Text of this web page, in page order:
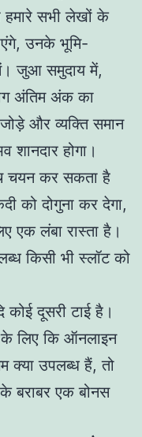
सभी लेखों के
उनके भूमि-
जुआ समुदाय में,
अंतिम अंक का
और व्यक्ति समान
होगा।
चयन कर सकता है
को दोगुना कर देगा,
एक लंबा रास्ता है।
किसी भी स्लॉट को
कोई दूसरी टाई है।
के लिए कि ऑनलाइन
उपलब्ध हैं, तो
बराबर एक बोनस